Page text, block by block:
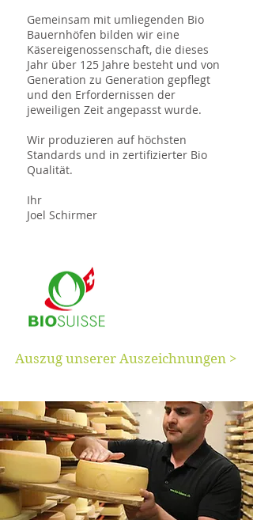
Gemeinsam mit umliegenden Bio
Bauernhöfen bilden wir eine
Käsereigenossenschaft, die dieses
Jahr über 125 Jahre besteht und von
Generation zu Generation gepflegt
und den Erfordernissen der
jeweiligen Zeit angepasst wurde.
Wir produzieren auf höchsten
Standards und in zertifizierter Bio
Qualität.​
Ihr
Joel Schirmer
Auszug unserer Auszeichnungen >